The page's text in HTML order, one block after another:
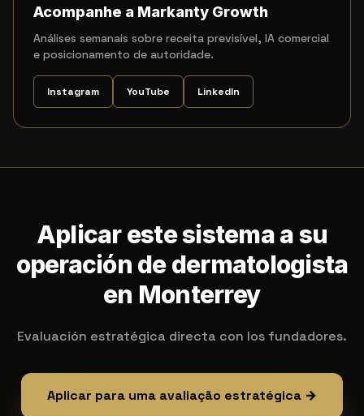
Acompanhe a Markanty Growth
Análises semanais sobre receita previsível, IA comercial
e posicionamento de autoridade.
Instagram YouTube LinkedIn
Aplicar este sistema a su
operación de dermatologista
en Monterrey
Evaluación estratégica directa con los fundadores.
Aplicar para uma avaliação estratégica →